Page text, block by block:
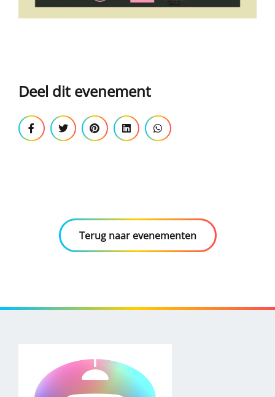
Deel dit evenement
Terug naar evenementen